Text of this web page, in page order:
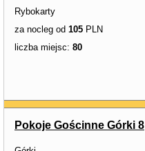
Rybokarty
za nocleg od 105 PLN
liczba miejsc: 80
Pokoje Gościnne Górki 8